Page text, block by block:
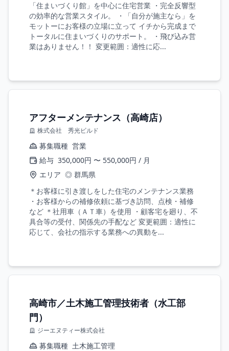
「住まいづくり館」を中心に住宅営業 ・完全反響型
の効率的な営業スタイル。 ・「自分が施主なら」を
モットーにお客様の立場に立って イチから完成まで
トータルに住まいづくりのサポート。 ・飛び込み営
業はありません！！ 変更範囲：適性に応...
アフターメンテナンス（高崎店）
株式会社 秀光ビルド
募集職種 営業
給与 350,000円 〜 550,000円 / 月
エリア ◎ 群馬県
＊お客様に引き渡しをした住宅のメンテナンス業務
・お客様からの補修依頼に基づき訪問、点検・補修
など ＊社用車（ＡＴ車）を使用 ・顧客宅を廻り、不
具合等の受付、関係先の手配など 変更範囲：適性に
応じて、会社の指示する業務への異動を...
高崎市／土木施工管理技術者（水工部
門）
ジーエヌティー株式会社
募集職種 土木施工管理